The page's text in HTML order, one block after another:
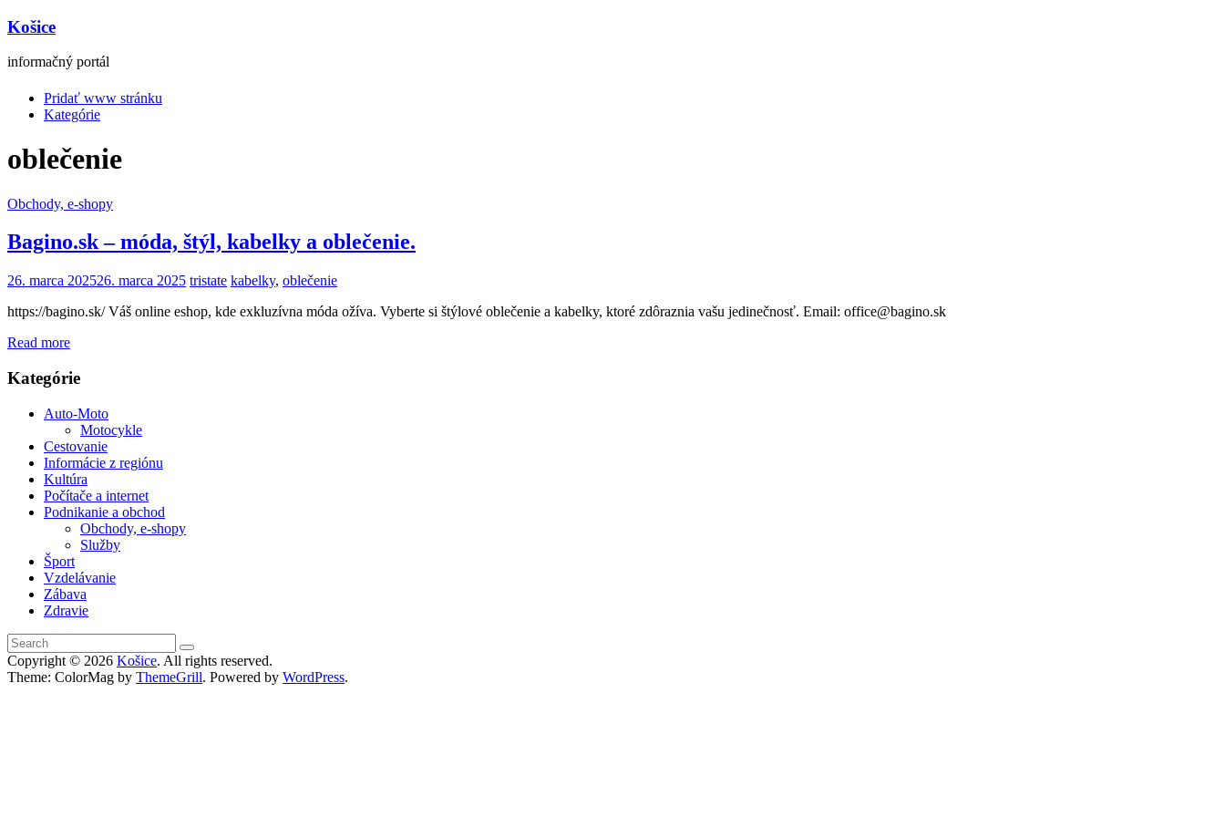
Košice
informačný portál
Pridať www stránku
Kategórie
oblečenie
Obchody, e-shopy
Bagino.sk – móda, štýl, kabelky a oblečenie.
26. marca 202526. marca 2025 tristate kabelky, oblečenie
https://bagino.sk/ Váš online eshop, kde exkluzívna móda ožíva. Vyberte si štýlové oblečenie a kabelky, ktoré zdôraznia vašu jedinečnosť. Email: office@bagino.sk
Read more
Kategórie
Auto-Moto
Motocykle
Cestovanie
Informácie z regiónu
Kultúra
Počítače a internet
Podnikanie a obchod
Obchody, e-shopy
Služby
Šport
Vzdelávanie
Zábava
Zdravie
Copyright © 2026 Košice. All rights reserved.
Theme: ColorMag by ThemeGrill. Powered by WordPress.